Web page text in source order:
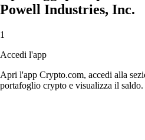
Powell Industries, Inc.
1
Accedi l'app
Apri l'app Crypto.com, accedi alla
portafoglio crypto e visualizza il saldo.